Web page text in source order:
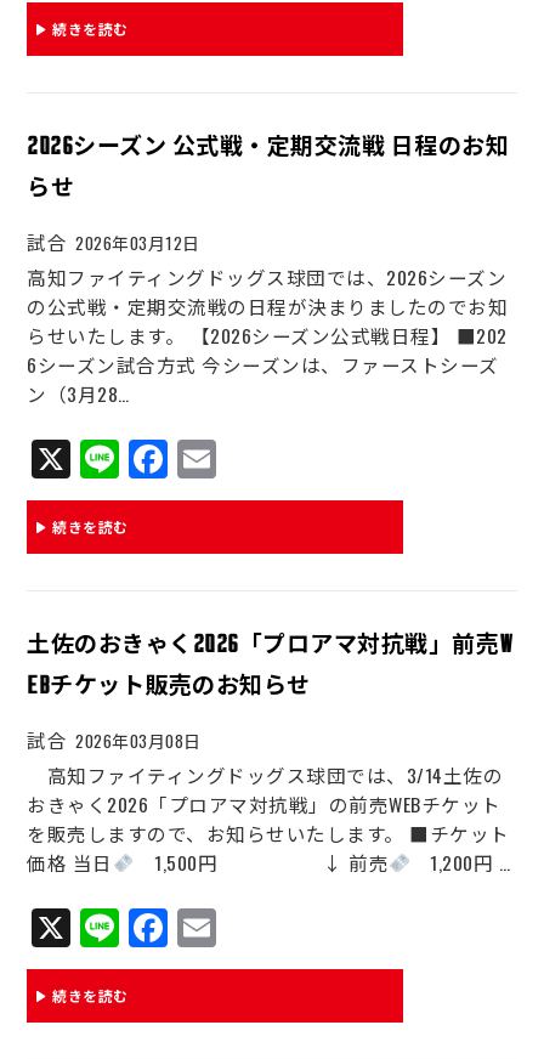
続きを読む
2026シーズン 公式戦・定期交流戦 日程のお知
らせ
試合 2026年03月12日
高知ファイティングドッグス球団では、2026シーズン
の公式戦・定期交流戦の日程が決まりましたのでお知
らせいたします。 【2026シーズン公式戦日程】 ■202
6シーズン試合方式 今シーズンは、ファーストシーズ
ン（3月28…
X Li
ne
Fa
ce m
続きを読む
土佐のおきゃく2026「プロアマ対抗戦」前売W
EBチケット販売のお知らせ
試合 2026年03月08日
高知ファイティングドッグス球団では、3/14土佐の
おきゃく2026「プロアマ対抗戦」の前売WEBチケット
を販売しますので、お知らせいたします。 ■チケット
価格 当日
1,500円 ↓ 前売 1,200円 …
X Li
ne
Fa
ce m
続きを読む